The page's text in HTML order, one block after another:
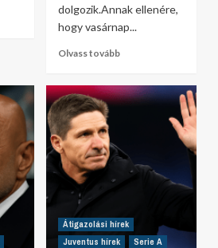
dolgozik.Annak ellenére,
hogy vasárnap...
Olvass tovább
Átigazolási hírek
Juventus hírek
Serie A